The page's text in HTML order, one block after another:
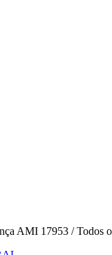
AMI 17953 / Todos